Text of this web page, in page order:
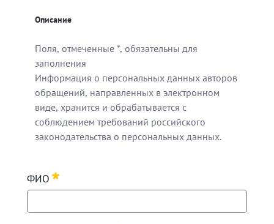
Описание
Поля, отмеченные *, обязательны для
заполнения
Информация о персональных данных авторов
обращений, направленных в электронном
виде, хранится и обрабатывается с
соблюдением требований российского
законодательства о персональных данных.
Информация о персональных данных авторов
ФИО